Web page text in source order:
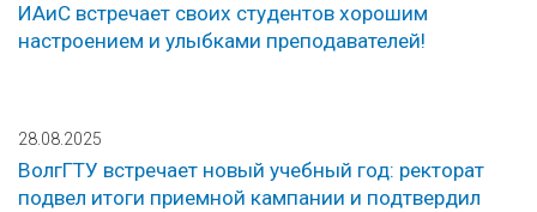
ИАиС встречает своих студентов хорошим
настроением и улыбками преподавателей!
28.08.2025
ВолгГТУ встречает новый учебный год: ректорат
подвел итоги приемной кампании и подтвердил